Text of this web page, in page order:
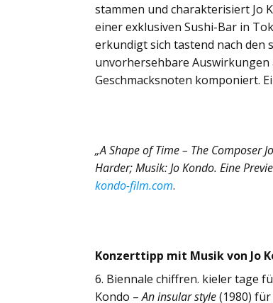
stammen und charakterisiert Jo
einer exklusiven Sushi-Bar in
erkundigt sich tastend nach den
unvorhersehbare Auswirkungen
Geschmacksnoten komponiert.
„A Shape of Time – The Composer
Harder; Musik: Jo Kondo. Eine
kondo-film.com.
Konzerttipp mit Musik von Jo
6. Biennale chiffren. kieler tage
Kondo –An insular style(1980)